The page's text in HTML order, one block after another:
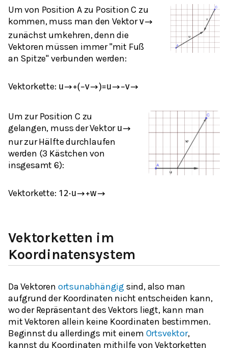
Um von Position A zu Position C zu
kommen, muss man den Vektorv→
zunächst umkehren, denn die
Vektoren müssen immer "mit Fuß
an Spitze" verbunden werden:
Vektorkette: u→+(−v→)=u→−v→
Um zur Position C zu
gelangen, muss der Vektor u→
nur zur Hälfte durchlaufen
werden (3 Kästchen von
insgesamt 6):
Vektorkette: 1 2⋅u→+w→
Vektorketten im
Koordinatensystem
Da Vektoren ortsunabhängig sind, also man
aufgrund der Koordinaten nicht entscheiden kann,
wo der Repräsentant des Vektors liegt, kann man
mit Vektoren allein keine Koordinaten bestimmen.
Beginnst du allerdings mit einem Ortsvektor,
kannst du Koordinaten mithilfe von Vektorketten